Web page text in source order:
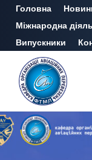
Головна
Міжнародна
Випускники
Про нас
Абітурієнту